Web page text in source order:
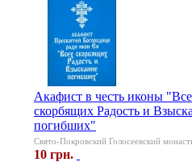
Акафист в честь иконы
скорбящих Радость и
погибших"
Свято-Покровский Голосеевский
10 грн.